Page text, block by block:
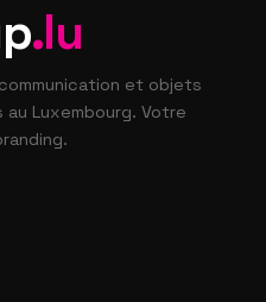
.lu
et objets
au Luxembourg. Votre